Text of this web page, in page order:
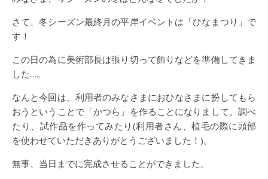
さて、冬シーズン最終月の平岸イベントは「ひなまつり」で
す！
この日の為に美術部長は張り切って飾りなどを準備してきま
した…。
なんと今回は、利用者のみなさまにおひなさまに扮してもら
おうということで「かつら」を作ることになりまして。調べ
たり、試作品を作ってみたり(利用者さん、植毛の際に頭部
を使わせていただきありがとうございました！)。
無事、当日までに完成させることができました。